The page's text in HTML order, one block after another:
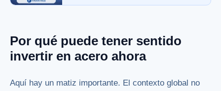
Por qué puede tener sentido
invertir en acero ahora
Aquí hay un matiz importante. El contexto global no